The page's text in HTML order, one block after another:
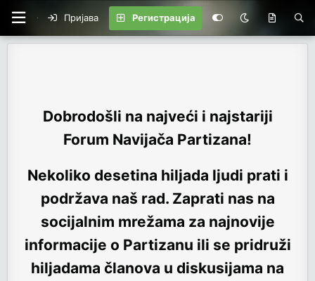
Пријава Регистрација
Dobrodošli na najveći i najstariji
Forum Navijača Partizana!
Nekoliko desetina hiljada ljudi prati i
podržava naš rad. Zaprati nas na
socijalnim mrežama za najnovije
informacije o Partizanu ili se pridruži
hiljadama članova u diskusijama na